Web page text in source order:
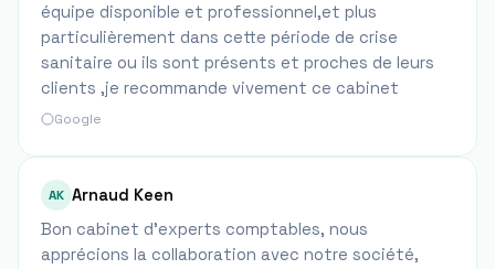
équipe disponible et professionnel,et plus
particulièrement dans cette période de crise
sanitaire ou ils sont présents et proches de leurs
clients ,je recommande vivement ce cabinet
Google
AK Arnaud Keen
Bon cabinet d’experts comptables, nous
apprécions la collaboration avec notre société,